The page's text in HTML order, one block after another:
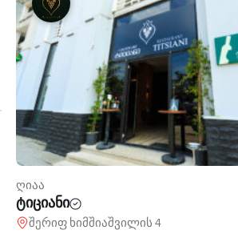
ღიაა
ტიციანი
შერიფ ხიმშიაშვილის 4